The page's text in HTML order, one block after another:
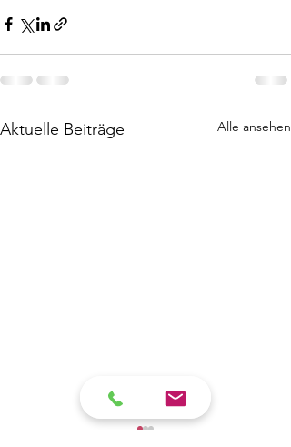
Aktuelle Beiträge Alle ansehen